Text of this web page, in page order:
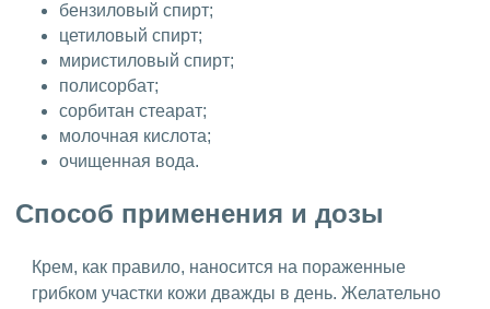
бензиловый спирт;
цетиловый спирт;
миристиловый спирт;
полисорбат;
сорбитан стеарат;
молочная кислота;
очищенная вода.
Способ применения и дозы
Крем, как правило, наносится на пораженные
грибком участки кожи дважды в день. Желательно